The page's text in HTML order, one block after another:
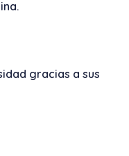
gracias a sus